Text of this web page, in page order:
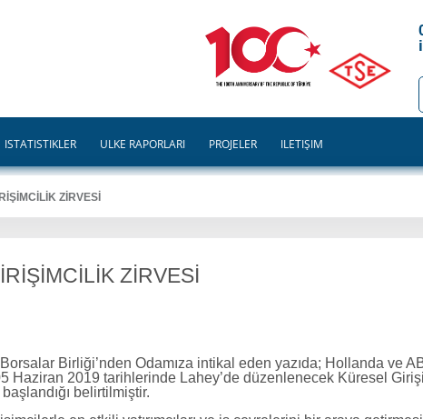
İSTATİSTİKLER ÜLKE RAPORLARI PROJELER İLETİŞİM
ZİRVESİ
ZİRVESİ
Birliği’nden Odamıza intikal eden yazıda; Hollanda ve
Haziran 2019 tarihlerinde Lahey’de düzenlenecek Küresel
belirtilmiştir.